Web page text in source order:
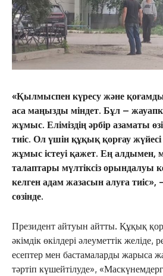
«Қылмыспен күресу және
аса маңызды міндет. Бұл –
жұмыс. Еліміздің әрбір азаматы
тиіс. Ол үшін құқық қорғау жүйесі
жұмыс істеуі қажет. Ең алдымен,
талаптары мүлтіксіз орындалуы
келген адам жазасын алуға тиіс»,
сөзінде.
Президент айтуын айтты. Құқық
әкімдік өкілдері әлеуметтік желіде,
есептер мен бастамаларды жарыса
тәртіп күшейтілуде»,